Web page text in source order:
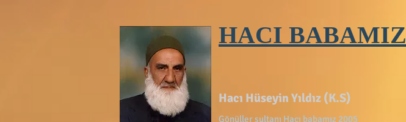
HACI BABAMIZ
Hacı Hüseyin Yıldız (K.S)
Gönüller sultanı Hacı babamız 2005